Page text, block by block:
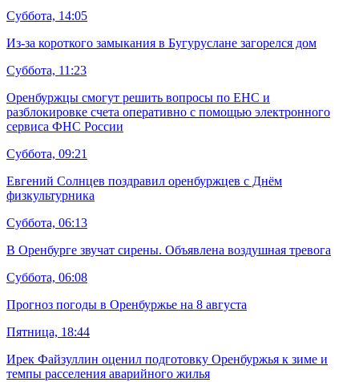
Суббота, 14:05
Из-за короткого замыкания в Бугуруслане загорелся дом
Суббота, 11:23
Оренбуржцы смогут решить вопросы по ЕНС и
разблокировке счета оперативно с помощью электронного
сервиса ФНС России
Суббота, 09:21
Евгений Солнцев поздравил оренбуржцев с Днём
физкультурника
Суббота, 06:13
В Оренбурге звучат сирены. Объявлена воздушная тревога
Суббота, 06:08
Прогноз погоды в Оренбуржье на 8 августа
Пятница, 18:44
Ирек Файзуллин оценил подготовку Оренбуржья к зиме и
темпы расселения аварийного жилья